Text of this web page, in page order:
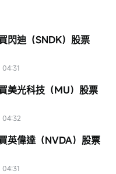
閃迪（SNDK）股票
美光科技（MU）股票
英偉達（NVDA）股票